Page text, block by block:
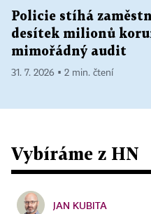
Policie stíhá
desítek milionů
mimořádný audit
31. 7. 2026 ▪ 2 min. čtení
Vybíráme z HN
JAN KUBITA